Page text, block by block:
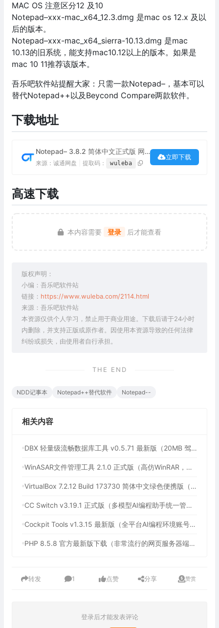
MAC OS 注意区分12 及10
Notepad–xxx-mac_x64_12.3.dmg 是mac os 12.x 及以
后的版本。
Notepad–xxx-mac_x64_sierra-10.13.dmg 是mac
10.13的旧系统，能支持mac10.12以上的版本。如果是
mac 10 11推荐该版本。
吾乐吧软件站提醒大家：只需一款Notepad–，基本可以
替代Notepad++以及Beycond Compare两款软件。
下载地址
Notepad– 3.8.2 简体中文正式版 网盘下载
来源：诚通网盘 提取码： wuleba
立即下载
高速下载
本内容需要 登录 后才能查看
版权声明：
小编：吾乐吧软件站
链接： https://www.wuleba.com/2114.html
来源：吾乐吧软件站
本资源仅供个人学习，禁止用于商业用途。下载后请于24小时
内删除，并支持正版或原作者。因使用本资源导致的任何法律
纠纷或损失，由使用者自行承担。
THE END
NDD记事本 Notepad++替代软件 Notepad--
相关内容
DBX 轻量级流畅数据库工具 v0.5.71 最新版（20MB 驾驭 60+ 数据库，内置 AI 助手，Navicat、DBeaver最佳替代品）
WinASAR文件管理工具 2.1.0 正式版（高仿WinRAR，最好用的Electron ASAR文件打包/解包工具、压缩/解压工具）
VirtualBox 7.2.12 Build 173730 简体中文绿色便携版（免费开源的虚拟机）
CC Switch v3.19.1 正式版（多模型AI编程助手统一管理平台，AI编程必备工具）
Cockpit Tools v1.3.15 最新版（全平台AI编程环境账号管理与多开神器，支持WorkBuddy一键签到）
PHP 8.5.8 官方最新版下载（非常流行的网页服务器端脚本语言）
转发 1 点赞 分享 赞赏
登录后才能发表评论